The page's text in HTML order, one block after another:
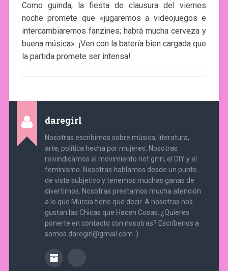
Como guinda, la fiesta de clausura del viernes
noche promete que «jugaremos a videojuegos e
intercambiaremos fanzines; habrá mucha cerveza y
buena música». ¡Ven con la batería bien cargada que
la partida promete ser intensa!
daregirl
Nosotras escribimos sobre música, literatura,
arte, política hecha por mujeres. Nosotras
reivindicamos el movimiento riot grrrl, el DIY y el
feminismo. Nosotras hablamos desde un punto
de vista subjetivo y tenemos muchas ganas de
divertirnos. Nosotras prestamos mucha atención
a lo que Murcia tiene que decir. A nosotras nos
gustan las Chicas que Hacen Cosas. ¿Quieres
ponerte en contacto con nosotras? Escríbenos a
somos.daregirl@gmail.com :)